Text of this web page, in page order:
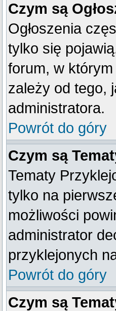
Czym są
Ogłoszenia
tylko się
forum, w którym
zależy od tego,
administratora.
Powrót do góry
Czym są
Tematy
tylko na
możliwości
administrator
przyklejonych
Powrót do góry
Czym są